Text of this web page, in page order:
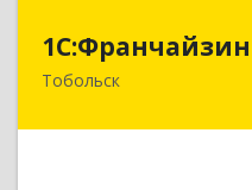
Тобольск